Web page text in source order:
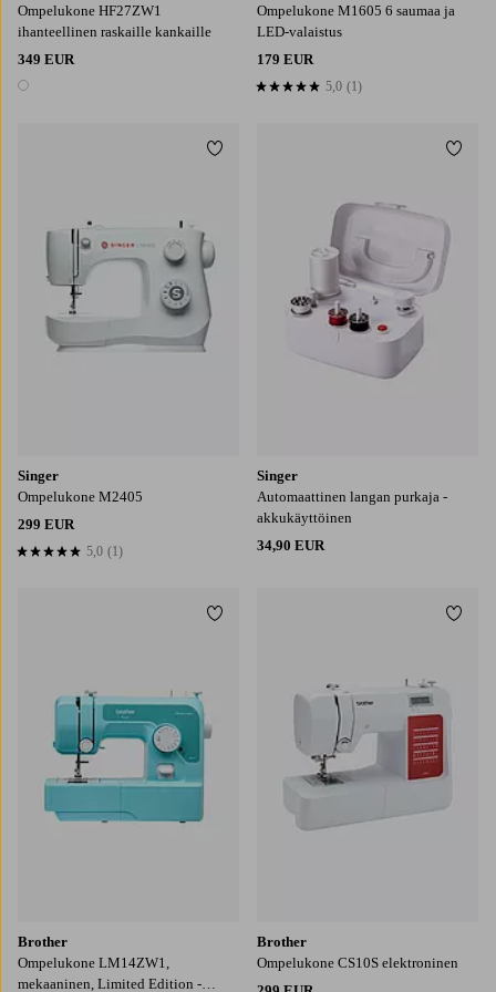
Ompelukone HF27ZW1
ihanteellinen raskaille kankaille
349 EUR
1 väri
Ompelukone M1605 6 saumaa ja
LED-valaistus
179 EUR
5,0 perustuen 1 arvosanaan
5,0 (1)
Singer
Ompelukone M2405
299 EUR
5,0 perustuen 1 arvosanaan
5,0 (1)
Lisää suosikkeihin
Singer
Automaattinen langan purkaja -
akkukäyttöinen
34,90 EUR
Brother
Ompelukone LM14ZW1,
mekaaninen, Limited Edition -
Lisää suosikkeihin
Brother
Ompelukone CS10S elektroninen